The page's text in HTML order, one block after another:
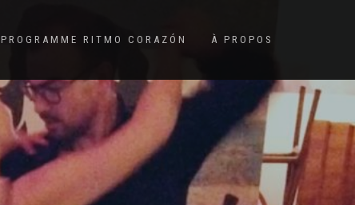
PROGRAMME RITMO CORAZÓN À PROPOS